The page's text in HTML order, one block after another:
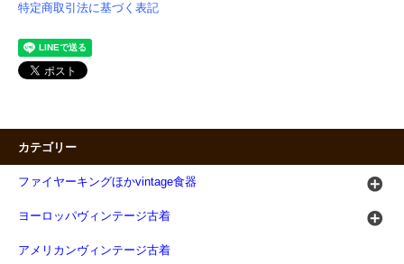
特定商取引法に基づく表記
カテゴリー
ファイヤーキングほかvintage食器
ヨーロッパヴィンテージ古着
アメリカンヴィンテージ古着